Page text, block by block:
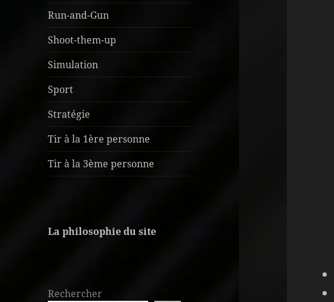
Run-and-Gun
Shoot-them-up
Simulation
Sport
Stratégie
Tir à la 1ère personne
Tir à la 3ème personne
La philosophie du site
Rechercher